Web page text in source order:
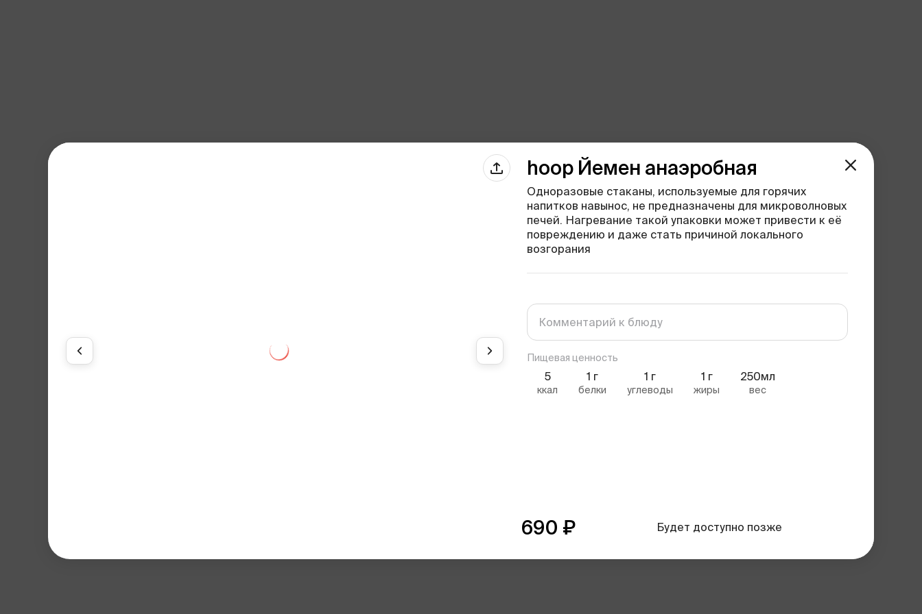
hoop Йемен анаэробная
Одноразовые стаканы, используемые для горячих
напитков навынос, не предназначены для микроволновых
печей. Нагревание такой упаковки может привести к её
повреждению и даже стать причиной локального
возгорания
Пищевая ценность
5
ккал
1 г
белки
1 г
углеводы
1 г
жиры
250мл
вес
690 ₽ Будет доступно позже